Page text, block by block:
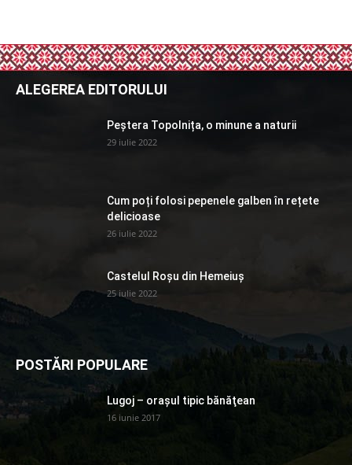
ALEGEREA EDITORULUI
Peștera Topolnița, o minune a naturii
29 iulie 2022
Cum poți folosi pepenele galben în rețete
delicioase
26 iulie 2022
Castelul Roșu din Hemeiuș
25 iulie 2022
POSTĂRI POPULARE
Lugoj – orașul tipic bănăţean
16 iunie 2017